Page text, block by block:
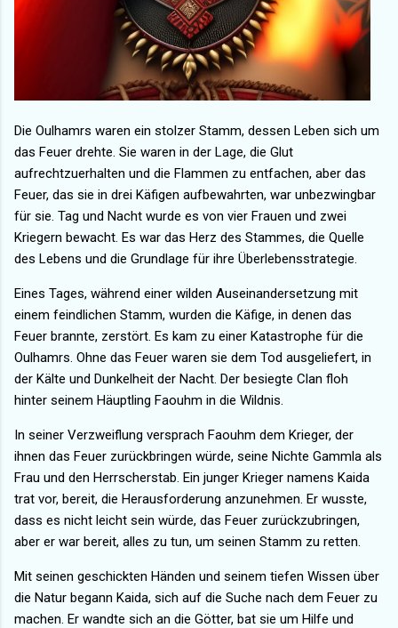
Die Oulhamrs waren ein stolzer Stamm, dessen Leben sich um
das Feuer drehte. Sie waren in der Lage, die Glut
aufrechtzuerhalten und die Flammen zu entfachen, aber das
Feuer, das sie in drei Käfigen aufbewahrten, war unbezwingbar
für sie. Tag und Nacht wurde es von vier Frauen und zwei
Kriegern bewacht. Es war das Herz des Stammes, die Quelle
des Lebens und die Grundlage für ihre Überlebensstrategie.
Eines Tages, während einer wilden Auseinandersetzung mit
einem feindlichen Stamm, wurden die Käfige, in denen das
Feuer brannte, zerstört. Es kam zu einer Katastrophe für die
Oulhamrs. Ohne das Feuer waren sie dem Tod ausgeliefert, in
der Kälte und Dunkelheit der Nacht. Der besiegte Clan floh
hinter seinem Häuptling Faouhm in die Wildnis.
In seiner Verzweiflung versprach Faouhm dem Krieger, der
ihnen das Feuer zurückbringen würde, seine Nichte Gammla als
Frau und den Herrscherstab. Ein junger Krieger namens Kaida
trat vor, bereit, die Herausforderung anzunehmen. Er wusste,
dass es nicht leicht sein würde, das Feuer zurückzubringen,
aber er war bereit, alles zu tun, um seinen Stamm zu retten.
Mit seinen geschickten Händen und seinem tiefen Wissen über
die Natur begann Kaida, sich auf die Suche nach dem Feuer zu
machen. Er wandte sich an die Götter, bat sie um Hilfe und